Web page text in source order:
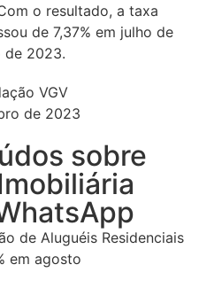
o resultado, a taxa
de 7,37% em julho de
de 2023.
VGV
de 2023
sobre